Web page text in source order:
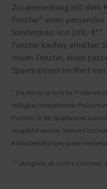
Zusammenhang mit dem
Fenster* einen passenden
Sonderpreis von 109,- €**.
Fenster kaufen, erhalten
neuen Fenster, einen
Spannrahmen im Wert von
* Die Aktion ist nicht für Profile mit
verfügbar, beispielsweise:
PaXretro78. Bei Stulpfenstern kann
ausgeführt werden. Weitere
Rollladenführungen sowie
** Übergröße ab 1500 x 1500 mm: